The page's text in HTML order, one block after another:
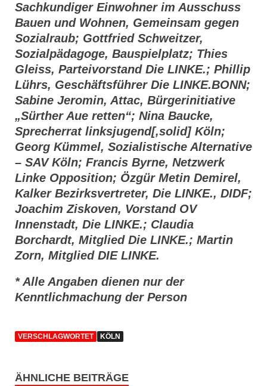
Sachkundiger Einwohner im Ausschuss
Bauen und Wohnen, Gemeinsam gegen
Sozialraub; Gottfried Schweitzer,
Sozialpädagoge, Bauspielplatz; Thies
Gleiss, Parteivorstand Die LINKE.; Phillip
Lührs, Geschäftsführer Die LINKE.BONN;
Sabine Jeromin, Attac, Bürgerinitiative
„Sürther Aue retten“; Nina Baucke,
Sprecherrat linksjugend[‚solid] Köln;
Georg Kümmel, Sozialistische Alternative
– SAV Köln; Francis Byrne, Netzwerk
Linke Opposition; Özgür Metin Demirel,
Kalker Bezirksvertreter, Die LINKE., DIDF;
Joachim Ziskoven, Vorstand OV
Innenstadt, Die LINKE.; Claudia
Borchardt, Mitglied Die LINKE.; Martin
Zorn, Mitglied DIE LINKE.
* Alle Angaben dienen nur der
Kenntlichmachung der Person
VERSCHLAGWORTET KÖLN
ÄHNLICHE BEITRÄGE